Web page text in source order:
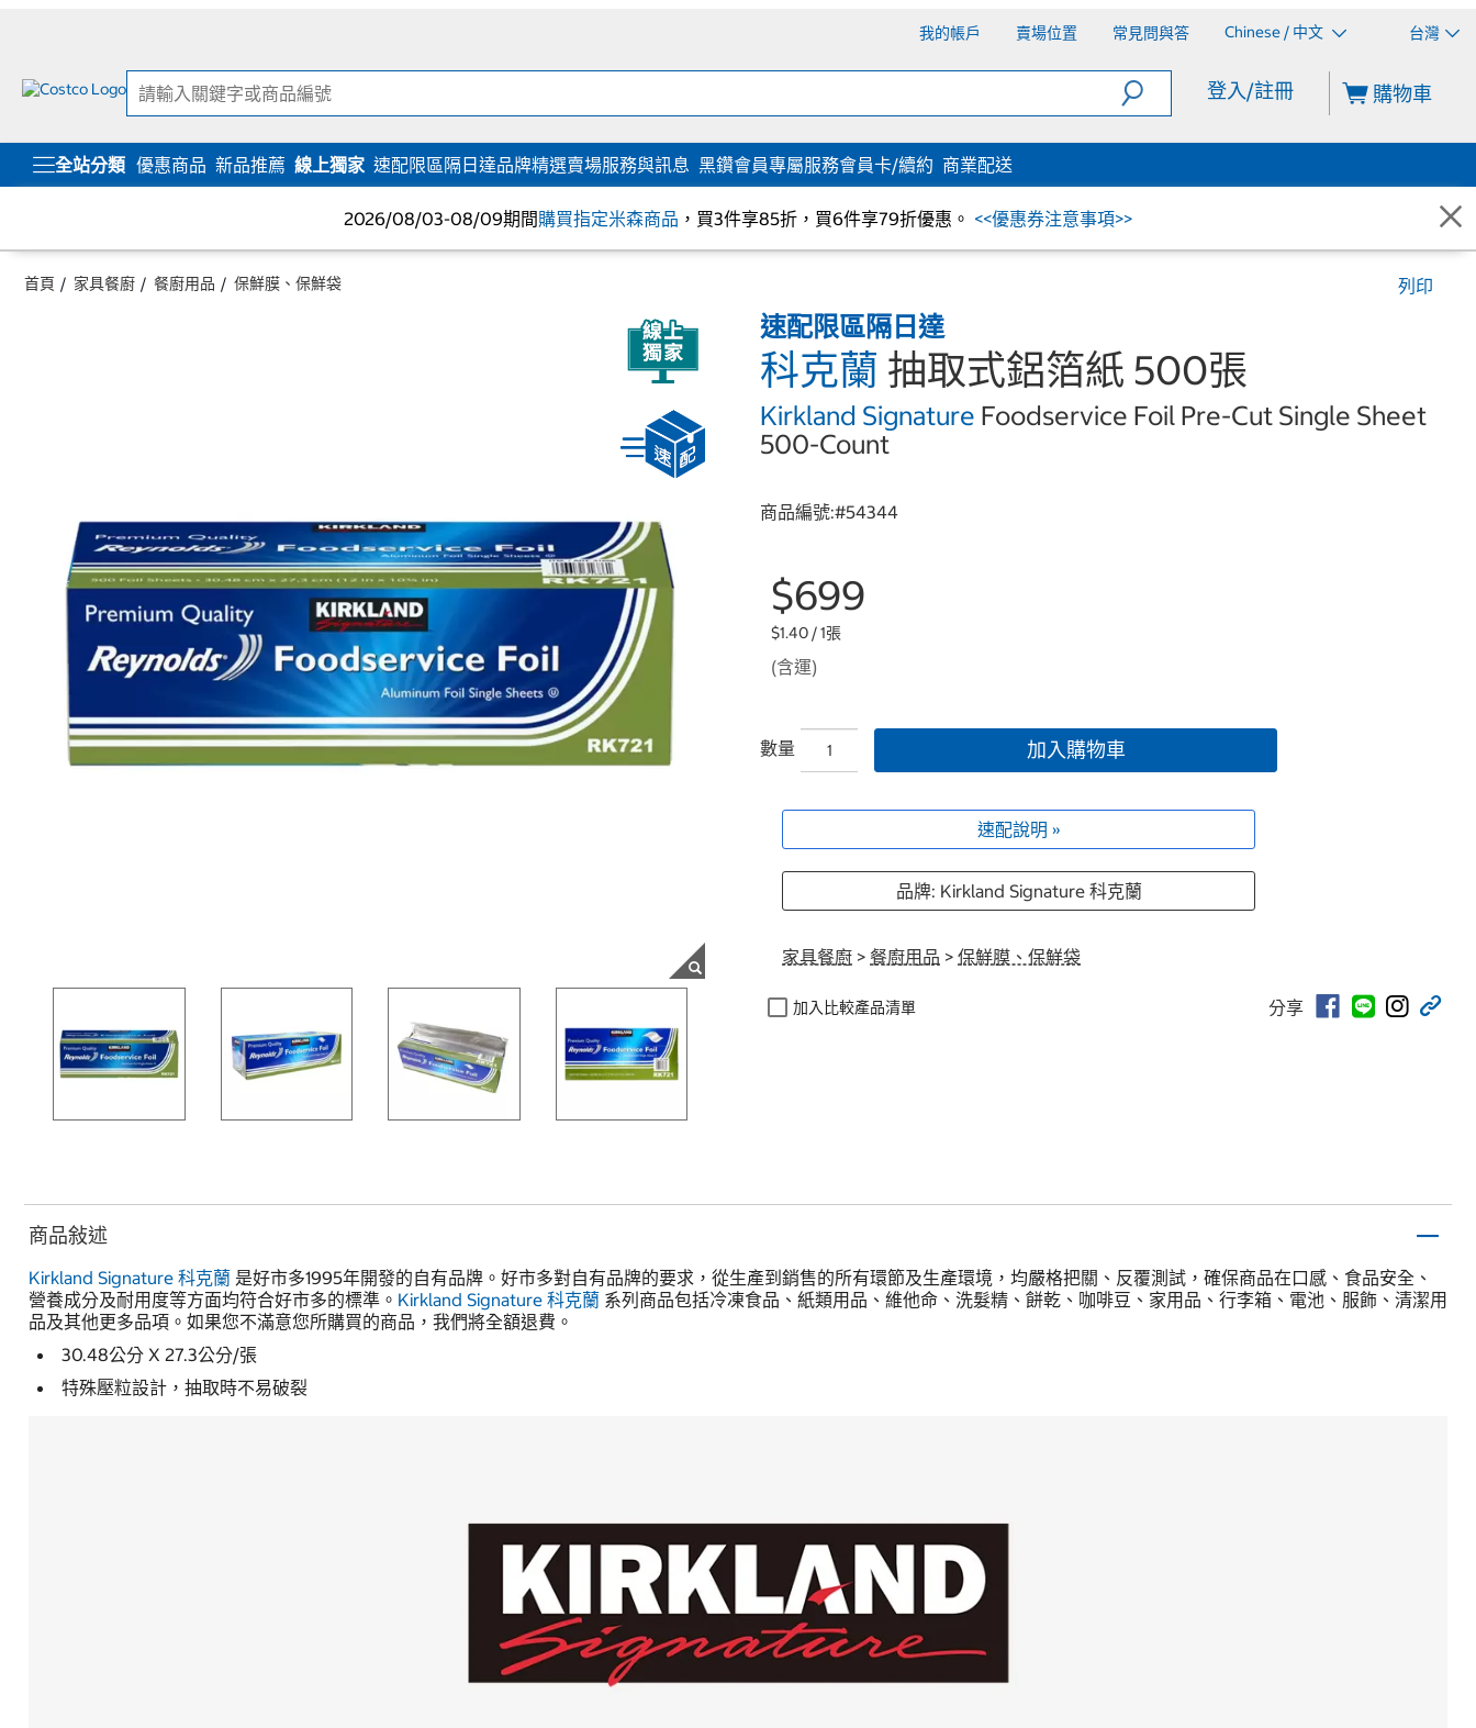
我的帳戶 賣場位置 常見問與答 Chinese / 中文 台灣
登入/註冊 購物車
全站分類 優惠商品 新品推薦 線上獨家 速配限區隔日達品牌精選賣場服務與訊息 黑鑽會員專屬服務會員卡/續約 商業配送
2026/08/03-08/09期間購買指定米森商品 ，買3件享85折，買6件享79折優惠。 <<優惠券注意事項>>
首頁 家具餐廚 餐廚用品 保鮮膜、保鮮袋 列印
速配限區隔日達
科克蘭 抽取式鋁箔紙 500張
Kirkland Signature Foodservice Foil Pre-Cut Single Sheet
500-Count
商品編號:#54344
$699
$1.40 / 1張
(含運)
數量 加入購物車
速配說明 »
品牌: Kirkland Signature 科克蘭
家具餐廚 > 餐廚用品 > 保鮮膜、保鮮袋
加入比較產品清單 分享
商品敍述
Kirkland Signature 科克蘭 是好市多1995年開發的自有品牌。好市多對自有品牌的要求，從生產到銷售的所有環節及生產環境，均嚴格把關、反覆測試，確保商品在口感、食品安全、
營養成分及耐用度等方面均符合好市多的標準。 Kirkland Signature 科克蘭 系列商品包括冷凍食品、紙類用品、維他命、洗髮精、餅乾、咖啡豆、家用品、行李箱、電池、服飾、清潔用
品及其他更多品項。如果您不滿意您所購買的商品，我們將全額退費。
30.48公分 X 27.3公分/張
特殊壓粒設計，抽取時不易破裂